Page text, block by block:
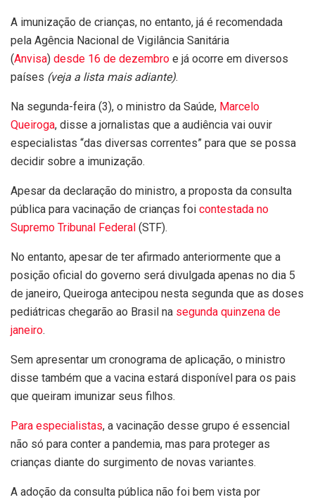
A imunização de crianças, no entanto, já é recomendada
pela Agência Nacional de Vigilância Sanitária
(Anvisa) desde 16 de dezembro e já ocorre em diversos
países (veja a lista mais adiante).
Na segunda-feira (3), o ministro da Saúde, Marcelo
Queiroga, disse a jornalistas que a audiência vai ouvir
especialistas “das diversas correntes” para que se possa
decidir sobre a imunização.
Apesar da declaração do ministro, a proposta da consulta
pública para vacinação de crianças foi contestada no
Supremo Tribunal Federal (STF).
No entanto, apesar de ter afirmado anteriormente que a
posição oficial do governo será divulgada apenas no dia 5
de janeiro, Queiroga antecipou nesta segunda que as doses
pediátricas chegarão ao Brasil na segunda quinzena de
janeiro.
Sem apresentar um cronograma de aplicação, o ministro
disse também que a vacina estará disponível para os pais
que queiram imunizar seus filhos.
Para especialistas, a vacinação desse grupo é essencial
não só para conter a pandemia, mas para proteger as
crianças diante do surgimento de novas variantes.
A adoção da consulta pública não foi bem vista por